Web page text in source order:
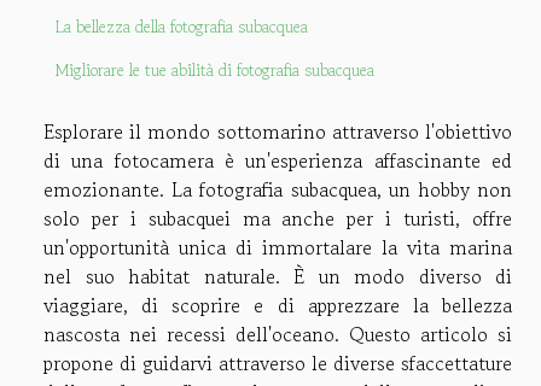
La bellezza della fotografia subacquea
Migliorare le tue abilità di fotografia subacquea
Esplorare il mondo sottomarino attraverso l'obiettivo
di una fotocamera è un'esperienza affascinante ed
emozionante. La fotografia subacquea, un hobby non
solo per i subacquei ma anche per i turisti, offre
un'opportunità unica di immortalare la vita marina
nel suo habitat naturale. È un modo diverso di
viaggiare, di scoprire e di apprezzare la bellezza
nascosta nei recessi dell'oceano. Questo articolo si
propone di guidarvi attraverso le diverse sfaccettature